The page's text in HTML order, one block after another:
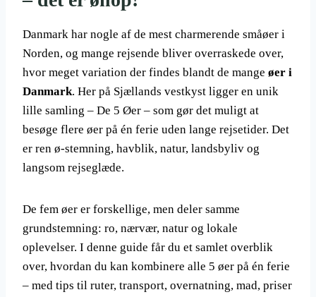
Danmark har nogle af de mest charmerende småøer i
Norden, og mange rejsende bliver overraskede over,
hvor meget variation der findes blandt de mange øer i
Danmark. Her på Sjællands vestkyst ligger en unik
lille samling – De 5 Øer – som gør det muligt at
besøge flere øer på én ferie uden lange rejsetider. Det
er ren ø-stemning, havblik, natur, landsbyliv og
langsom rejseglæde.
De fem øer er forskellige, men deler samme
grundstemning: ro, nærvær, natur og lokale
oplevelser. I denne guide får du et samlet overblik
over, hvordan du kan kombinere alle 5 øer på én ferie
– med tips til ruter, transport, overnatning, mad, priser